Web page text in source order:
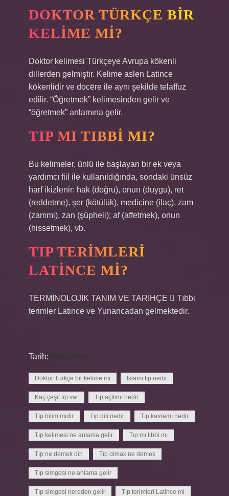
DOKTOR TÜRKÇE BIR
KELIME MI?
Doktor kelimesi Türkçeye Avrupa kökenli
dillerden gelmiştir. Kelime aslen Latince
kökenlidir ve docēre ile aynı şekilde telaffuz
edilir. “Öğretmek” kelimesinden gelir ve
“öğretmek” anlamına gelir.
TIP MI TIBBI MI?
Bu kelimeler, ünlü ile başlayan bir ek veya
yardımcı fiil ile kullanıldığında, sondaki ünsüz
harf ikizlenir: hak (doğru), onun (duygu), ret
(reddetme), şer (kötülük), medicine (ilaç), zam
(zammi), zan (şüpheli); af (affetmek), onun
(hissetmek), vb.
TIP TERIMLERI
LATINCE MI?
TERMİNOLOJİK TANIM VE TARİHÇE  Tıbbi
terimler Latince ve Yunancadan gelmektedir.
Tarih:
Doktor Türkçe bir kelime mi İslami tıp nedir
Kaç çeşit tıp var Tıp açılımı nedir
Tıp bilim midir Tıp dili nedir Tıp kavramı nedir
Tıp kelimesi ne anlama gelir Tıp mı tıbbi mı
Tıp ne demek din Tıp olmak ne demek
Tıp simgesi ne anlama gelir
Tıp simgesi nereden gelir Tıp terimleri Latince mi